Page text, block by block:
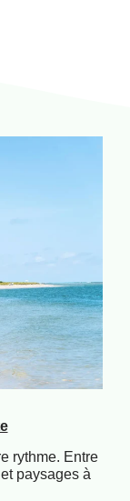
rythme. Entre
paysages à